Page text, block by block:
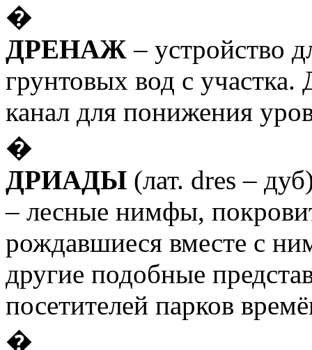
�
ДРЕНАЖ – устройство
грунтовых вод с
канал для понижения
�
ДРИАДЫ (лат. dres –
– лесные нимфы,
рождавшиеся вместе с
другие подобные
посетителей парков
�